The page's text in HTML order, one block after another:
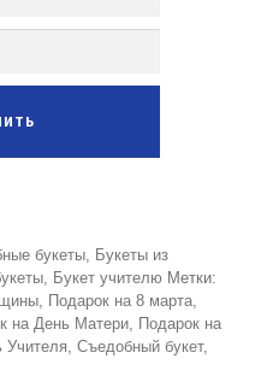
букеты, Букеты из
, Букет учителю Метки:
, Подарок на 8 марта,
на День Матери, Подарок на
Учителя,Съедобный букет,